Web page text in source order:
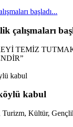
başladı...
çalışmaları
TEMİZ
kabul
Turizm, Kültür,